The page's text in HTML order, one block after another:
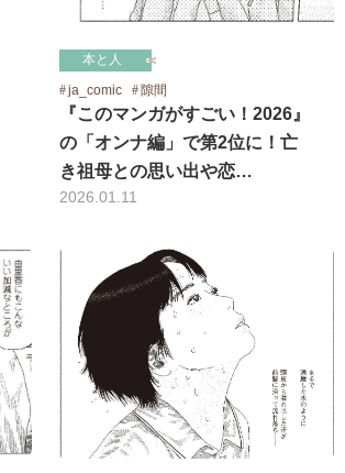
本と人
ja_comic
隙間
『このマンガがすごい！2026』
の「オンナ編」で第2位に！亡
き祖母との思い出や恋…
2026.01.11